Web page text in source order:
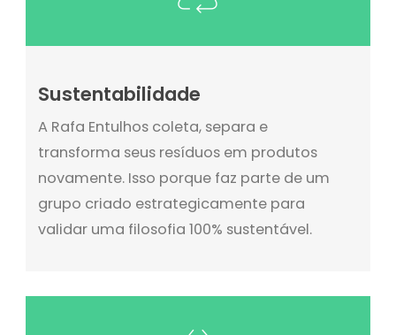
Sustentabilidade
A Rafa Entulhos coleta, separa e
transforma seus resíduos em produtos
novamente. Isso porque faz parte de um
grupo criado estrategicamente para
validar uma filosofia 100% sustentável.